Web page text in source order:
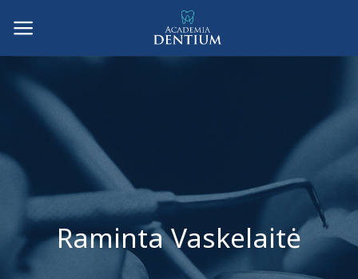
Raminta Vaskelaitė